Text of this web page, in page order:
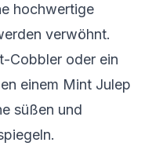
hochwertige
verwöhnt.
Cobbler oder ein
einem Mint Julep
süßen und